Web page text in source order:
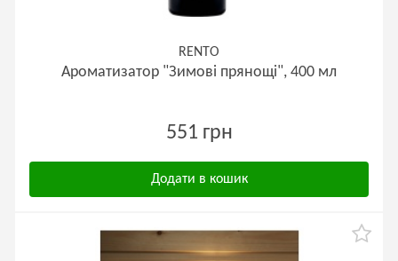
RENTO
Ароматизатор "Зимові прянощі", 400 мл
551 грн
Додати в кошик